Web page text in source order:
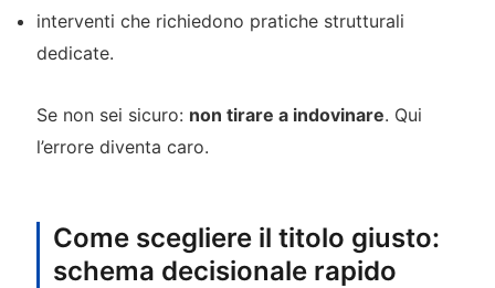
interventi che richiedono pratiche strutturali
dedicate.
Se non sei sicuro: non tirare a indovinare. Qui
l’errore diventa caro.
Come scegliere il titolo giusto:
schema decisionale rapido